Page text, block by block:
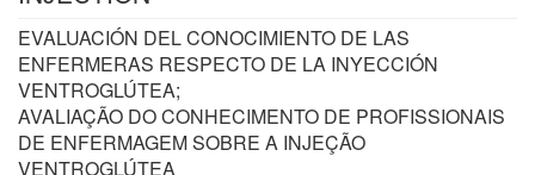
EVALUACIÓN DEL CONOCIMIENTO DE LAS
ENFERMERAS RESPECTO DE LA INYECCIÓN
VENTROGLÚTEA;
AVALIAÇÃO DO CONHECIMENTO DE PROFISSIONAIS
DE ENFERMAGEM SOBRE A INJEÇÃO
VENTROGLÚTEA